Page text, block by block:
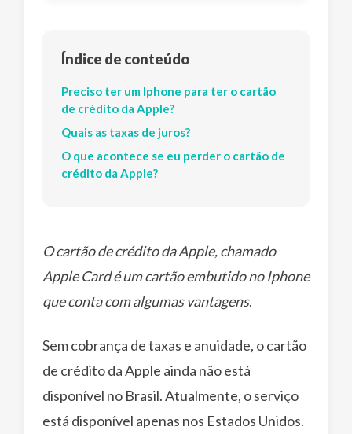
Índice de conteúdo
Preciso ter um Iphone para ter o cartão
de crédito da Apple?
Quais as taxas de juros?
O que acontece se eu perder o cartão de
crédito da Apple?
O cartão de crédito da Apple, chamado
Apple Card é um cartão embutido no Iphone
que conta com algumas vantagens.
Sem cobrança de taxas e anuidade, o cartão
de crédito da Apple ainda não está
disponível no Brasil. Atualmente, o serviço
está disponível apenas nos Estados Unidos.